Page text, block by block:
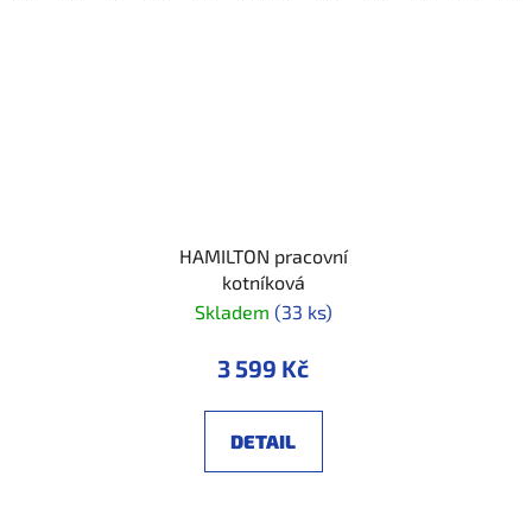
HAMILTON pracovní
kotníková
Skladem (33 ks)
3 599 Kč
DETAIL